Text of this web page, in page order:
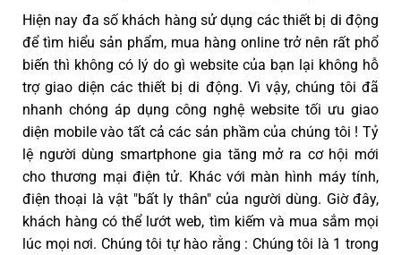
Hiện nay đa số khách hàng sử dụng các thiết bị di động
để tìm hiểu sản phẩm, mua hàng online trở nên rất phổ
biến thì không có lý do gì website của bạn lại không hỗ
trợ giao diện các thiết bị di động. Vì vậy, chúng tôi đã
nhanh chóng áp dụng công nghệ website tối ưu giao
diện mobile vào tất cả các sản phầm của chúng tôi ! Tỷ
lệ người dùng smartphone gia tăng mở ra cơ hội mới
cho thương mại điện tử. Khác với màn hình máy tính,
điện thoại là vật "bất ly thân" của người dùng. Giờ đây,
khách hàng có thể lướt web, tìm kiếm và mua sắm mọi
lúc mọi nơi. Chúng tôi tự hào rằng : Chúng tôi là 1 trong